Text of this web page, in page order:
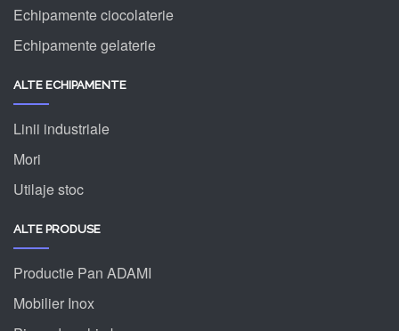
Echipamente ciocolaterie
Echipamente gelaterie
ALTE ECHIPAMENTE
Linii industriale
Mori
Utilaje stoc
ALTE PRODUSE
Productie Pan ADAMI
Mobilier Inox